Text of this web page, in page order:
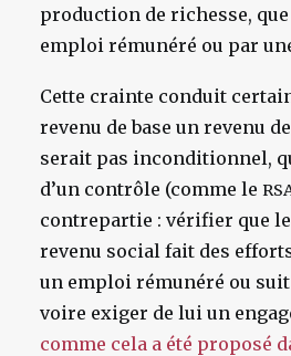
production de richesse,
emploi rémunéré ou par
Cette crainte conduit
revenu de base un revenu
serait pas inconditionnel,
d’un contrôle (comme le
contrepartie : vérifier que
revenu social fait des
un emploi rémunéré ou
voire exiger de lui un
comme cela a été proposé